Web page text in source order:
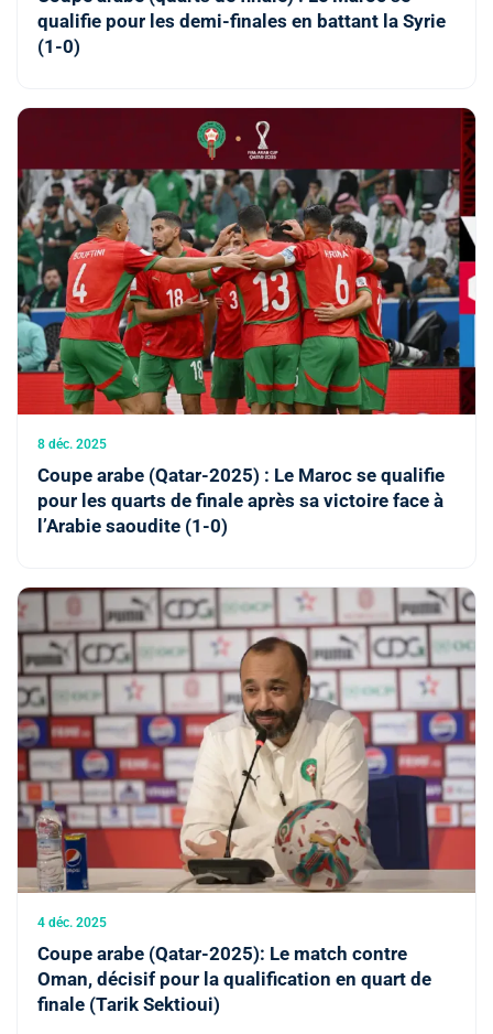
qualifie pour les demi-finales en battant la Syrie
(1-0)
8 déc. 2025
Coupe arabe (Qatar-2025) : Le Maroc se qualifie
pour les quarts de finale après sa victoire face à
l’Arabie saoudite (1-0)
4 déc. 2025
Coupe arabe (Qatar-2025): Le match contre
Oman, décisif pour la qualification en quart de
finale (Tarik Sektioui)